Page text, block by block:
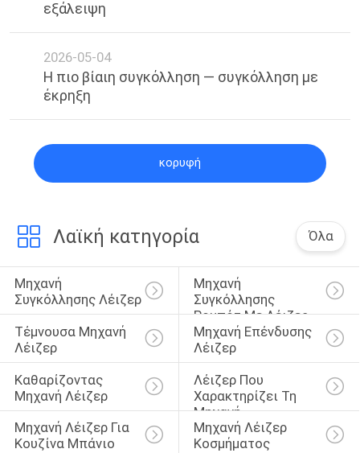
εξάλειψη
2026-05-04
Η πιο βίαιη συγκόλληση — συγκόλληση με
έκρηξη
κορυφή
Λαϊκή κατηγορία Όλα
Μηχανή
Συγκόλλησης Λέιζερ
Μηχανή
Συγκόλλησης
Ρομπότ Με Λέιζερ
Τέμνουσα Μηχανή
Λέιζερ
Μηχανή Επένδυσης
Λέιζερ
Καθαρίζοντας
Μηχανή Λέιζερ
Λέιζερ Που
Χαρακτηρίζει Τη
Μηχανή
Μηχανή Λέιζερ Για
Κουζίνα Μπάνιο
Μηχανή Λέιζερ
Κοσμήματος